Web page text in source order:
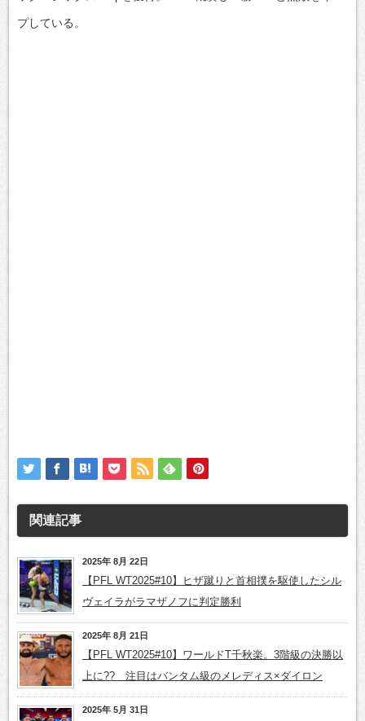
プしている。
関連記事
2025年 8月 22日
【PFL WT2025#10】ヒザ蹴りと首相撲を駆使したシル
ヴェイラがラマザノフに判定勝利
2025年 8月 21日
【PFL WT2025#10】ワールドT千秋楽。3階級の決勝以
上に?? 注目はバンタム級のメレディス×ダイロン
2025年 5月 31日